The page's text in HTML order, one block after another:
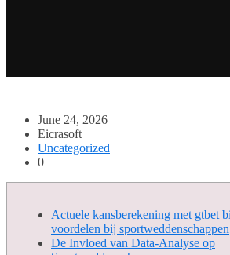
June 24, 2026
Eicrasoft
Uncategorized
0
Actuele kansberekening met gtbet
voordelen bij sportweddenschappen
De Invloed van Data-Analyse op